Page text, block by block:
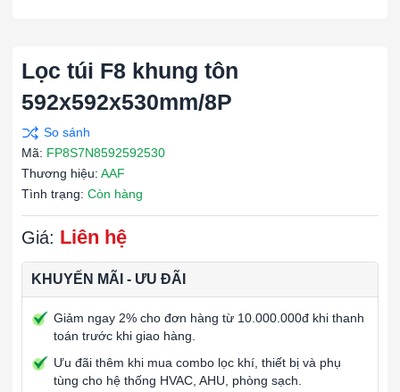
Lọc túi F8 khung tôn
592x592x530mm/8P
Mã: FP8S7N8592592530
Thương hiệu: AAF
Tình trạng: Còn hàng
Giá: Liên hệ
KHUYẾN MÃI - ƯU ĐÃI
Giảm ngay 2% cho đơn hàng từ 10.000.000đ khi thanh
toán trước khi giao hàng.
Ưu đãi thêm khi mua combo lọc khí, thiết bị và phụ
tùng cho hệ thống HVAC, AHU, phòng sạch.